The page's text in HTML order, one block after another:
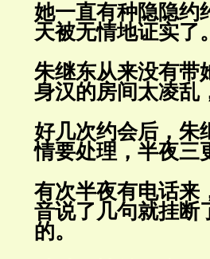
她一直有种隐隐约
天被无情地证实了。
朱继东从来没有带
身汉的房间太凌乱
好几次约会后，朱
情要处理，半夜三
有次半夜有电话来
音说了几句就挂断
的。